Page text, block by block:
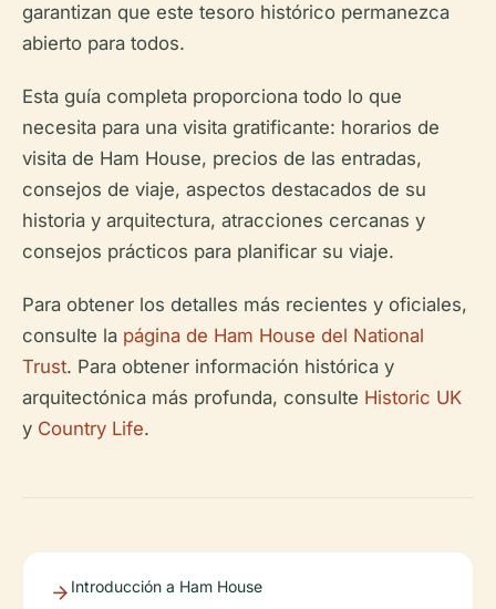
garantizan que este tesoro histórico permanezca
abierto para todos.
Esta guía completa proporciona todo lo que
necesita para una visita gratificante: horarios de
visita de Ham House, precios de las entradas,
consejos de viaje, aspectos destacados de su
historia y arquitectura, atracciones cercanas y
consejos prácticos para planificar su viaje.
Para obtener los detalles más recientes y oficiales,
consulte la página de Ham House del National
Trust. Para obtener información histórica y
arquitectónica más profunda, consulte Historic UK
y Country Life.
Introducción a Ham House